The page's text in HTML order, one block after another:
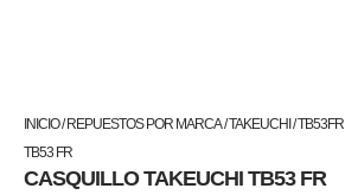
INICIO/REPUESTOS POR MARCA/TAKEUCHI/TB53FR
TB53 FR
CASQUILLO TAKEUCHI TB53 FR
CASQUILLO
TAKEUCHI
TB53